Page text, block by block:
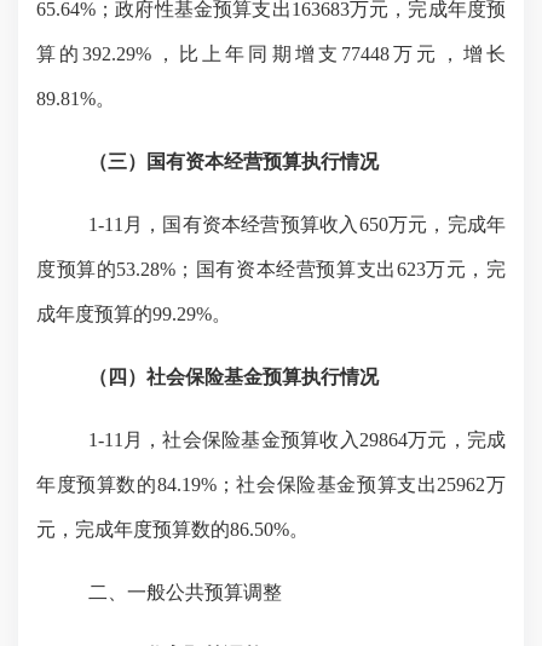
65.64%；政府性基金预算支出163683万元，完成年度预
算的392.29%，比上年同期增支77448万元，增长
89.81%。
（三）国有资本经营预算执行情况
1-1 1 月，国有资本经营预算收入 650万元，完成年
度预算的53.28%；国有资本经营预算支出623万元，完
成年度预算的99.29%。
（四）社会保险基金预算执行情况
1-1 1 月，社会保险基金预算收入 29864万元，完成
年度预算数的84.19%；社会保险基金预算支出25962万
元，完成年度预算数的86.50%。
二、一般公共预算调整